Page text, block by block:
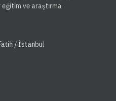
eğitim ve araştırma
/ İstanbul